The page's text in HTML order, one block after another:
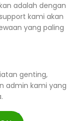
adalah dengan
kami akan
yang paling
genting,
admin kami yang